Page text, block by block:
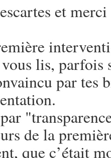
et
lis, parfois
par
de la
que c’était